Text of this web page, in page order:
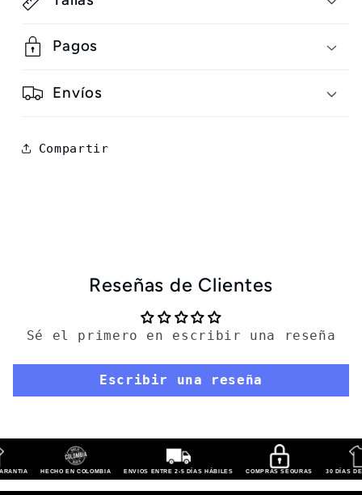
Pagos
Envíos
Compartir
Reseñas de Clientes
Sé el primero en escribir una reseña
Escribir una reseña
HECHO EN COLOMBIA ENVIOS ENTRE 2-5 DÍAS HÁBILES COMPRAS SEGURAS 30 DÍAS